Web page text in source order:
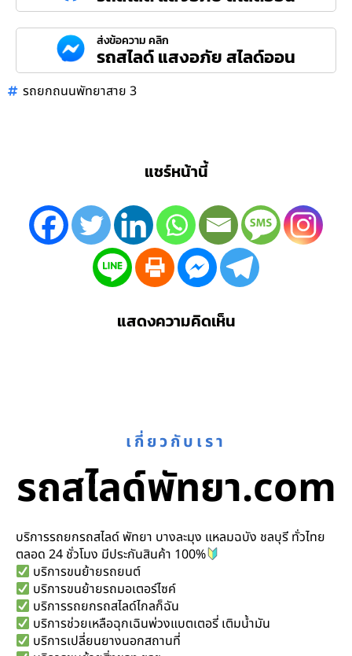
ส่งข้อความ คลิก
รถสไลด์ แสงอภัย สไลด์ออน
รถยกถนนพัทยาสาย 3
แชร์หน้านี้
แสดงความคิดเห็น
เกี่ยวกับเรา
รถสไลด์พัทยา.com
บริการรถยกรถสไลด์ พัทยา บางละมุง แหลมฉบัง ชลบุรี ทั่วไทย
ตลอด 24 ชั่วโมง มีประกันสินค้า 100%
บริการขนย้ายรถยนต์
บริการขนย้ายรถมอเตอร์ไซค์
บริการรถยกรถสไลด์ไกลก็ฉัน
บริการช่วยเหลือฉุกเฉินพ่วงแบตเตอรี่ เติมน้ำมัน
บริการเปลี่ยนยางนอกสถานที่